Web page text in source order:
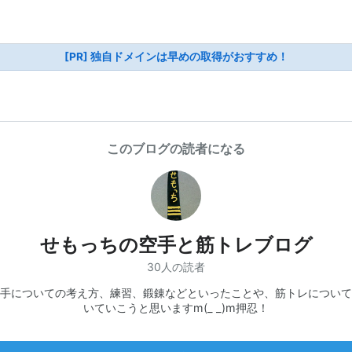
[PR] 独自ドメインは早めの取得がおすすめ！
このブログの読者になる
せもっちの空手と筋トレブログ
30人の読者
についての考え方、練習、鍛錬などといったことや、筋トレについ
いていこうと思いますm(_ _)m押忍！